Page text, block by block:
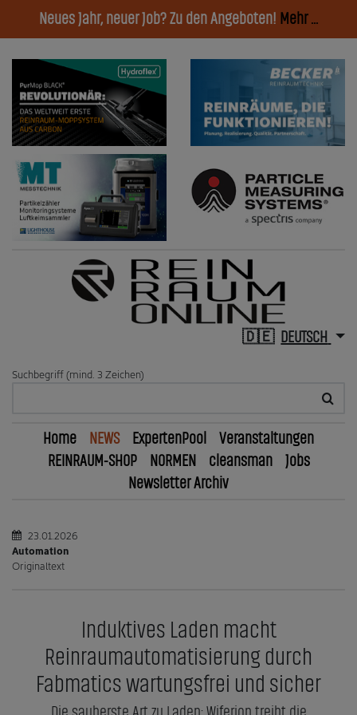
Neues Jahr, neuer Job? Zu den Angeboten! Mehr ...
DEUTSCH
Suchbegriff (mind. 3 Zeichen)
Home NEWS ExpertenPool
Veranstaltungen
REINRAUM-SHOP
NORMEN cleansman
Jobs
Newsletter Archiv
23.01.2026
Automation
Originaltext
Induktives Laden macht
Reinraumautomatisierung durch
Fabmatics wartungsfrei und sicher